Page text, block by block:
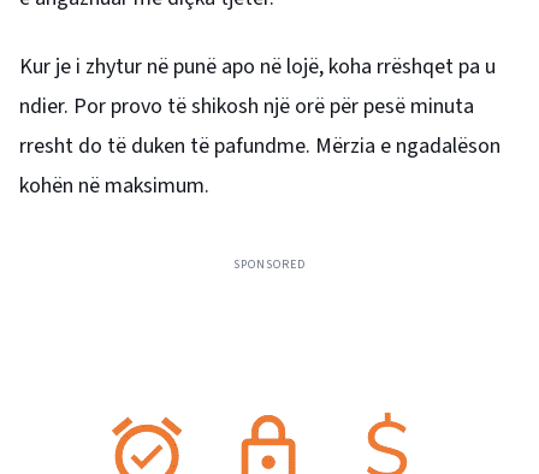
Kur je i zhytur në punë apo në lojë, koha rrëshqet pa u
ndier. Por provo të shikosh një orë për pesë minuta
rresht do të duken të pafundme. Mërzia e ngadalëson
kohën në maksimum.
SPONSORED